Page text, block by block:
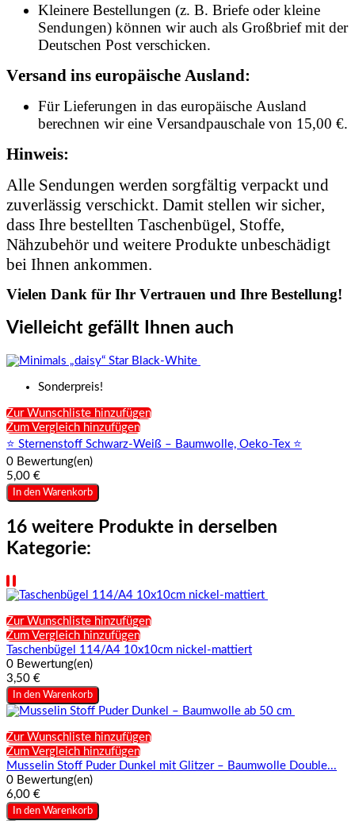
Kleinere Bestellungen (z. B. Briefe oder kleine
Sendungen) können wir auch als Großbrief mit der
Deutschen Post verschicken.
Versand ins europäische Ausland:
Für Lieferungen in das europäische Ausland
berechnen wir eine Versandpauschale von 15,00 €.
Hinweis:
Alle Sendungen werden sorgfältig verpackt und
zuverlässig verschickt. Damit stellen wir sicher,
dass Ihre bestellten Taschenbügel, Stoffe,
Nähzubehör und weitere Produkte unbeschädigt
bei Ihnen ankommen.
Vielen Dank für Ihr Vertrauen und Ihre Bestellung!
Vielleicht gefällt Ihnen auch
Sonderpreis!
Zur Wunschliste hinzufügen
Zum Vergleich hinzufügen
⭐ Sternenstoff Schwarz-Weiß – Baumwolle, Oeko-Tex ⭐
0 Bewertung(en)
5,00 €
In den Warenkorb
16 weitere Produkte in derselben
Kategorie:
Zur Wunschliste hinzufügen
Zum Vergleich hinzufügen
Taschenbügel 114/A4 10x10cm nickel-mattiert
0 Bewertung(en)
3,50 €
In den Warenkorb
Zur Wunschliste hinzufügen
Zum Vergleich hinzufügen
Musselin Stoff Puder Dunkel mit Glitzer – Baumwolle Double...
0 Bewertung(en)
6,00 €
In den Warenkorb